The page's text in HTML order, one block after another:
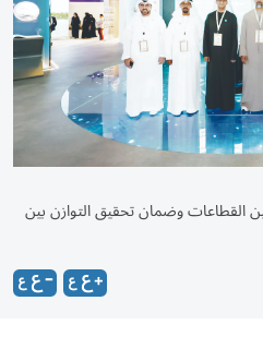
القطاعات وضمان تحقيق التوازن بين